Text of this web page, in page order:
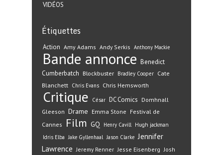
VIDÉOS
Étiquettes
Action Amy Adams Andy Serkis Anthony Mackie
Bande annonce Benedict
Cumberbatch Blockbuster Bradley Cooper Cate
Blanchett Chris Evans Chris Hemsworth
Critique César DC Comics Domhnall
Gleeson Drame Emma Stone Festival de
Cannes
Film GQ Henry Cavill Hugh jackman
Idris Elba Jake Gyllenhaal Jason Clarke Jennifer
Lawrence Jeremy Renner Jesse Eisenberg Josh